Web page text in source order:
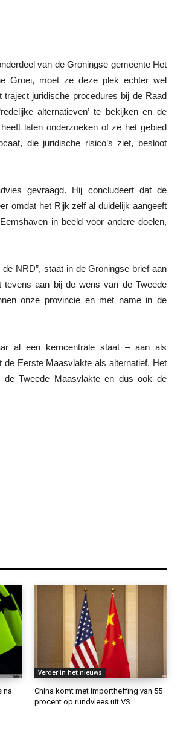
van de Groningse gemeente Het
Groei, moet ze deze plek echter wel
juridische procedures bij de Raad
alternatieven’ te bekijken en de
laten onderzoeken of ze het gebied
die juridische risico’s ziet, besloot
gevraagd. Hij concludeert dat de
omdat het Rijk zelf al duidelijk aangeeft
in beeld voor andere doelen,
NRD”, staat in de Groningse brief aan
aan bij de wens van de Tweede
onze provincie en met name in de
al een kerncentrale staat – aan als
Eerste Maasvlakte als alternatief. Het
de Tweede Maasvlakte en dus ook de
na
Verder in het nieuws
China komt met importheffing van 55
procent op rundvlees uit VS